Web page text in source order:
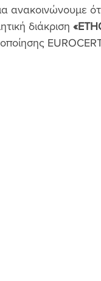
ανακοινώνουμε
διάκριση